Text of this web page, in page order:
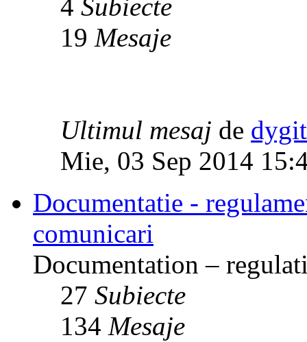
4 Subiecte
19 Mesaje
Ultimul mesaj de
Mie, 03 Sep 2014
Documentatie -
comunicari
Documentation –
27 Subiecte
134 Mesaje